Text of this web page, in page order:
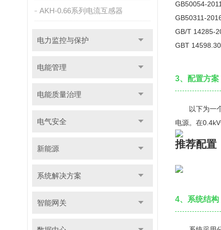
AKH-0.66系列电流互感器
电力监控与保护
电能管理
电能质量治理
电气安全
新能源
系统解决方案
智能网关
GB50054-
GB50311-
GB/T 14285-
GBT
3、配置方案
以下为一个
电源。在
推荐配置
4、系统结构